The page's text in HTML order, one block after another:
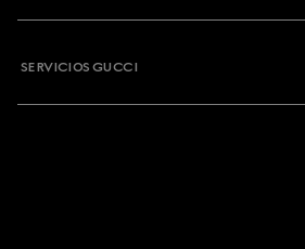
SERVICIOS GUCCI